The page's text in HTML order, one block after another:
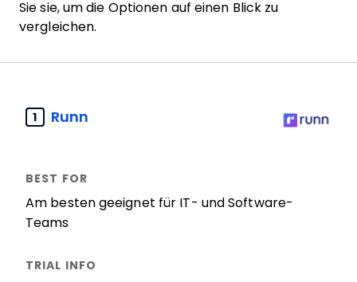
Sie sie, um die Optionen auf einen Blick zu
vergleichen.
1 Runn
Am besten geeignet für IT- und Software-
Teams